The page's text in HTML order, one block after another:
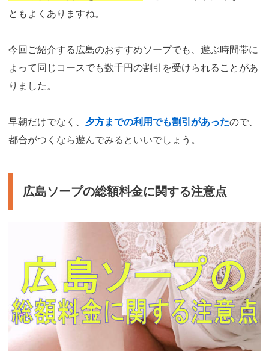
ともよくありますね。
今回ご紹介する広島のおすすめソープでも、遊ぶ時間帯に
よって同じコースでも数千円の割引を受けられることがあ
りました。
早朝だけでなく、 夕方までの利用でも割引があったので、
都合がつくなら遊んでみるといいでしょう。
広島ソープの総額料金に関する注意点